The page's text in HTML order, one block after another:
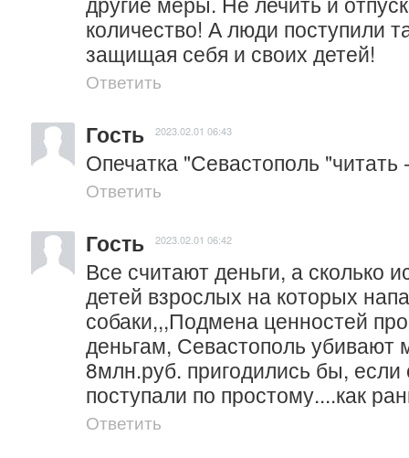
количество! А люди поступили
защищая себя и своих детей!
Ответить
Гость 2023.02.01 06:43
Опечатка "Севастополь "читать
Ответить
Гость 2023.02.01 06:42
Все считают деньги, а сколько
детей взрослых на которых
собаки,,,Подмена ценностей
деньгам, Севастополь убивают
8млн.руб. пригодились бы, если
поступали по простому....как
Ответить